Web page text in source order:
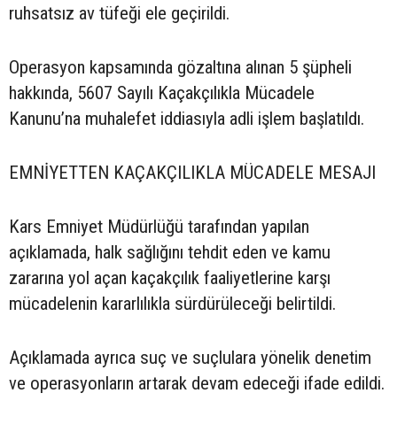
ruhsatsız av tüfeği ele geçirildi.
Operasyon kapsamında gözaltına alınan 5 şüpheli
hakkında, 5607 Sayılı Kaçakçılıkla Mücadele
Kanunu’na muhalefet iddiasıyla adli işlem başlatıldı.
EMNİYETTEN KAÇAKÇILIKLA MÜCADELE MESAJI
Kars Emniyet Müdürlüğü tarafından yapılan
açıklamada, halk sağlığını tehdit eden ve kamu
zararına yol açan kaçakçılık faaliyetlerine karşı
mücadelenin kararlılıkla sürdürüleceği belirtildi.
Açıklamada ayrıca suç ve suçlulara yönelik denetim
ve operasyonların artarak devam edeceği ifade edildi.